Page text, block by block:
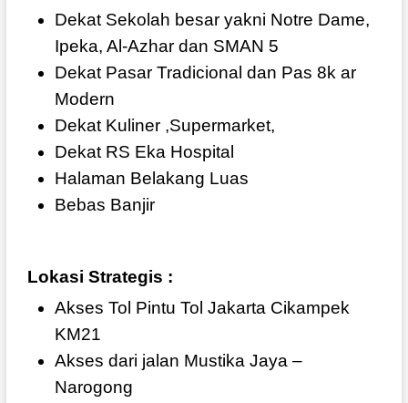
Dekat Sekolah besar yakni Notre Dame,
Ipeka, Al-Azhar dan SMAN 5
Dekat Pasar Tradicional dan Pas 8k ar
Modern
Dekat Kuliner ,Supermarket,
Dekat RS Eka Hospital
Halaman Belakang Luas
Bebas Banjir
Lokasi Strategis :
Akses Tol Pintu Tol Jakarta Cikampek
KM21
Akses dari jalan Mustika Jaya –
Narogong